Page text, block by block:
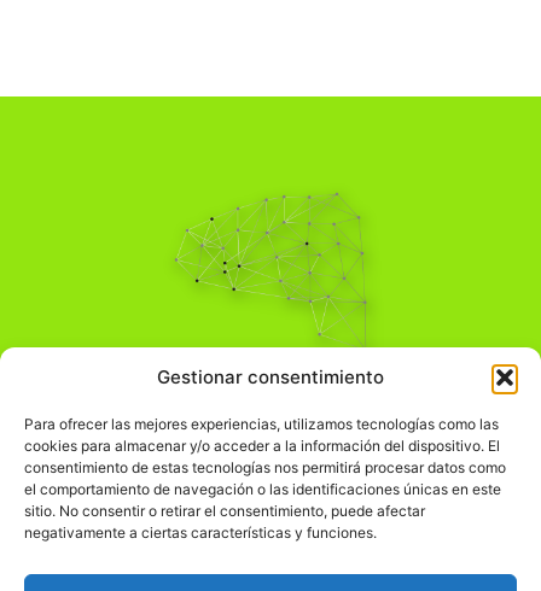
Gestionar consentimiento
Para ofrecer las mejores experiencias, utilizamos tecnologías como las
cookies para almacenar y/o acceder a la información del dispositivo. El
consentimiento de estas tecnologías nos permitirá procesar datos como
el comportamiento de navegación o las identificaciones únicas en este
sitio. No consentir o retirar el consentimiento, puede afectar
negativamente a ciertas características y funciones.
Pensamiento Crítico
Comprender el mundo para transformarlo.
Información Legal
჻Política de privacidad